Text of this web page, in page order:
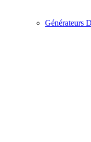
Générateurs